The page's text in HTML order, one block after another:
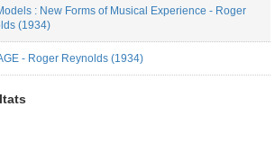
: New Forms of Musical Experience - Roger
(1934)
- Roger Reynolds (1934)